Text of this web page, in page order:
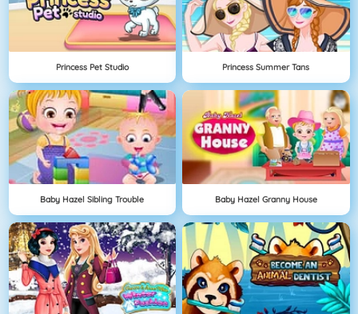
Princess Pet Studio Princess Summer Tans
Baby Hazel Sibling Trouble Baby Hazel Granny House